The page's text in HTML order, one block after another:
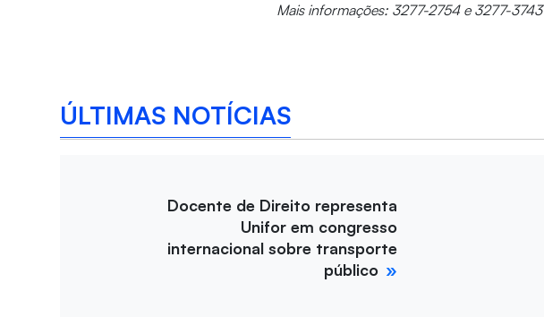
Mais informações: 3277-2754 e 3277-3743
ÚLTIMAS NOTÍCIAS
Docente de Direito representa
Unifor em congresso
internacional sobre transporte
público